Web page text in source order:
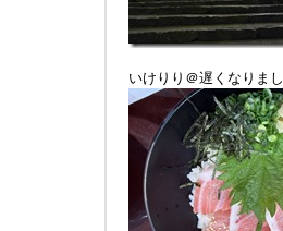
いけりり＠遅くなりま